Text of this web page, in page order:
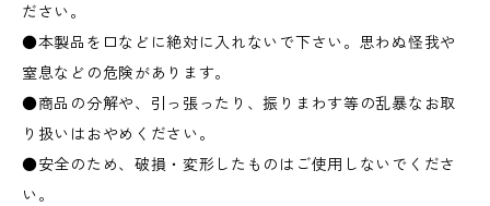
ださい。
●本製品を口などに絶対に入れないで下さい。思わぬ怪我や
窒息などの危険があります。
●商品の分解や、引っ張ったり、振りまわす等の乱暴なお取
り扱いはおやめください。
●安全のため、破損・変形したものはご使用しないでくださ
い。